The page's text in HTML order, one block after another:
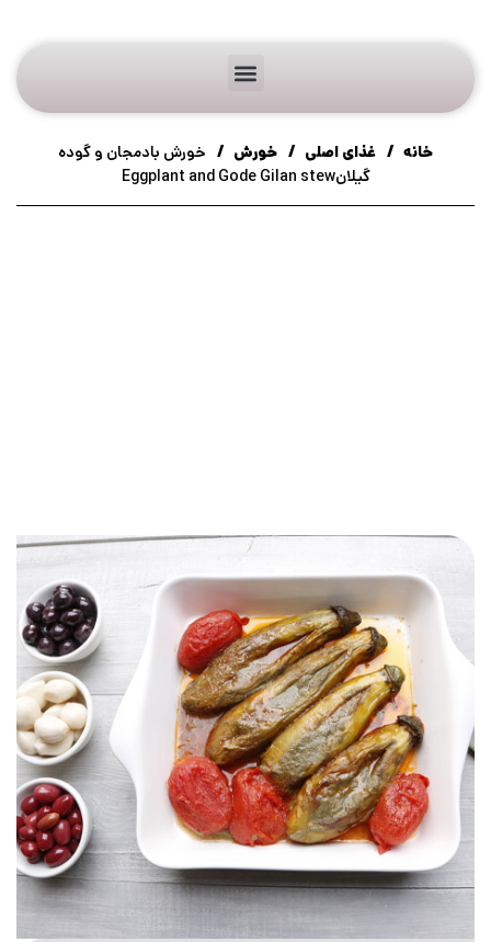
خانه غذای اصلی خورش
خورش بادمجان و گوده
گیلانEggplant and Gode Gilan stew